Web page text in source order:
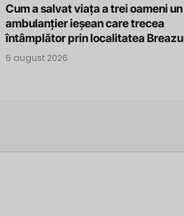
Cum a salvat viața a trei oameni un
ambulanțier ieșean care trecea
întâmplător prin localitatea Breazu
5 august 2026